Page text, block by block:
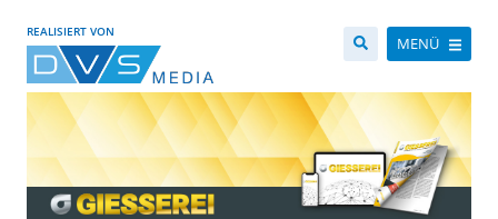
REALISIERT VON
MENÜ